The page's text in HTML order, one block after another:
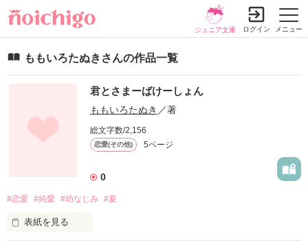
メニュー
ジュニア文庫 ログイン
ももいろたぬきさんの作品一覧
君とさまーばけーしょん
ももいろたぬき ／著
総文字数/2,156
恋愛(その他) 5ページ
0
#恋愛 #純愛 #幼なじみ #夏
表紙を見る